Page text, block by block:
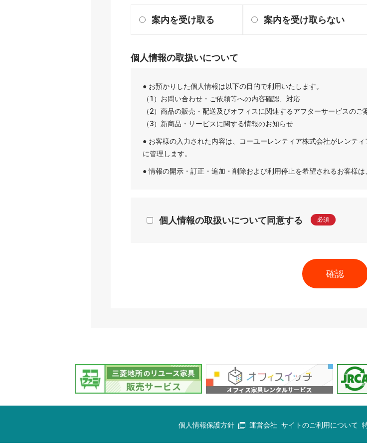
案内を受け取る 案内を受け取らない
個人情報の取扱いについて
● お預かりした個人情報は以下の目的で利用いたします。
（1）お問い合わせ・ご依頼等への内容確認、対応
（2）商品の販売・配送及びオフィスに関連するアフターサービスのご
（3）新商品・サービスに関する情報のお知らせ
● お客様の入力された内容は、 コーユーレンティア株式会社がレンテ
に管理します。
● 情報の開示・訂正・追加・削除および利用停止を希望されるお客様は
個人情報の取扱いについて同意する 必須
個人情報保護方針 運営会社 サイトのご利用について